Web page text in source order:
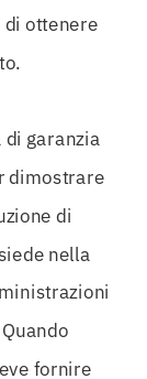
ottenere
di garanzia
dimostrare
di
nella
fornire